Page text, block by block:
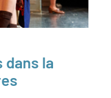
dans la